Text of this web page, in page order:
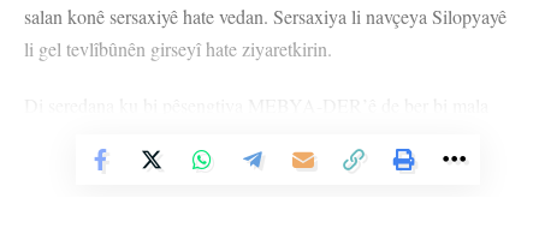
salan konê sersaxiyê hate vedan. Sersaxiya li navçeya Silopyayê
li gel tevlîbûnên girseyî hate ziyaretkirin.
Bername li gel rêzgirtinê dest pê kir, beşdarvan bi dirûşmeyên
Vê Nûçeyê Bixwîne